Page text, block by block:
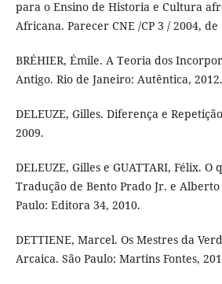
para o Ensino de Historia e Cultura
Africana. Parecer CNE /CP 3 / 2004,
BRÉHIER, Émile. A Teoria dos
Antigo. Rio de Janeiro: Autêntica, 2012.
DELEUZE, Gilles. Diferença e
2009.
DELEUZE, Gilles e GUATTARI, Félix. O
Tradução de Bento Prado Jr. e Alberto
Paulo: Editora 34, 2010.
DETTIENE, Marcel. Os Mestres da
Arcaica. São Paulo: Martins Fontes,